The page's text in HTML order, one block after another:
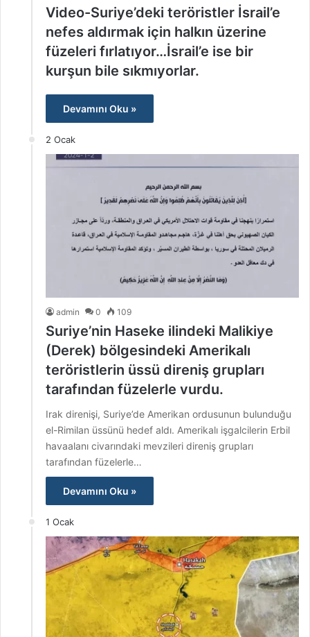
Video-Suriye’deki teröristler İsrail’e
nefes aldırmak için halkın üzerine
füzeleri fırlatıyor…İsrail’e ise bir
kurşun bile sıkmıyorlar.
Devamını Oku »
2 Ocak
admin 0 109
Suriye’nin Haseke ilindeki Malikiye
(Derek) bölgesindeki Amerikalı
teröristlerin üssü direniş grupları
tarafından füzelerle vurdu.
Irak direnişi, Suriye’de Amerikan ordusunun bulunduğu
el-Rimilan üssünü hedef aldı. Amerikalı işgalcilerin Erbil
havaalanı civarındaki mevzileri direniş grupları
tarafından füzelerle…
Devamını Oku »
1 Ocak